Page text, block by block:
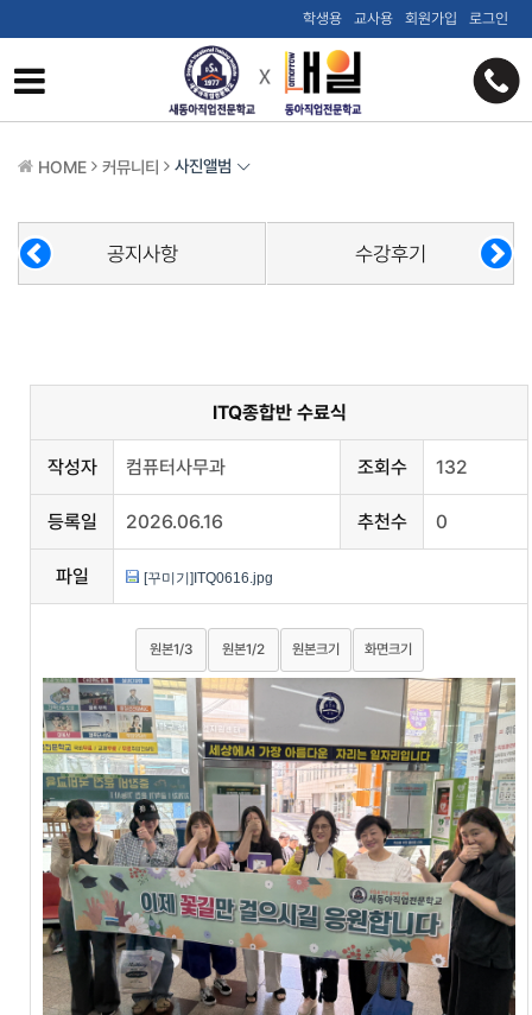
학생용 교사용 회원가입 로그인
HOME 커뮤니티 사진앨범
공지사항 수강후기
ITQ종합반 수료식
작성자 컴퓨터사무과 조회수 132
등록일 2026.06.16 추천수 0
파일 [꾸미기]ITQ0616.jpg
원본1/3 원본1/2 원본크기 화면크기